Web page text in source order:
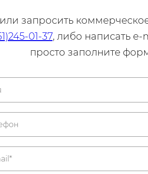
запросить
01-37, либо написать e-
просто заполните